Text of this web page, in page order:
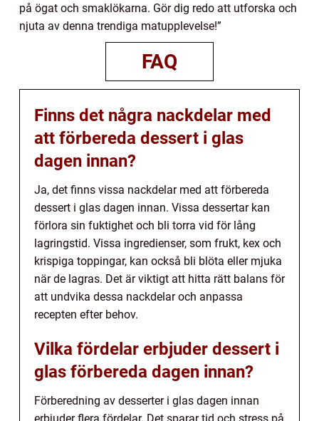
på ögat och smaklökarna. Gör dig redo att utforska och
njuta av denna trendiga matupplevelse!”
FAQ
Finns det några nackdelar med
att förbereda dessert i glas
dagen innan?
Ja, det finns vissa nackdelar med att förbereda
dessert i glas dagen innan. Vissa dessertar kan
förlora sin fuktighet och bli torra vid för lång
lagringstid. Vissa ingredienser, som frukt, kex och
krispiga toppingar, kan också bli blöta eller mjuka
när de lagras. Det är viktigt att hitta rätt balans för
att undvika dessa nackdelar och anpassa
recepten efter behov.
Vilka fördelar erbjuder dessert i
glas förbereda dagen innan?
Förberedning av desserter i glas dagen innan